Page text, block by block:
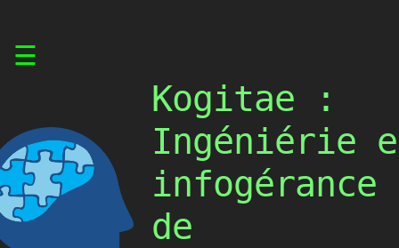
☰
Kogitae :
Ingéniérie
infogérance
de